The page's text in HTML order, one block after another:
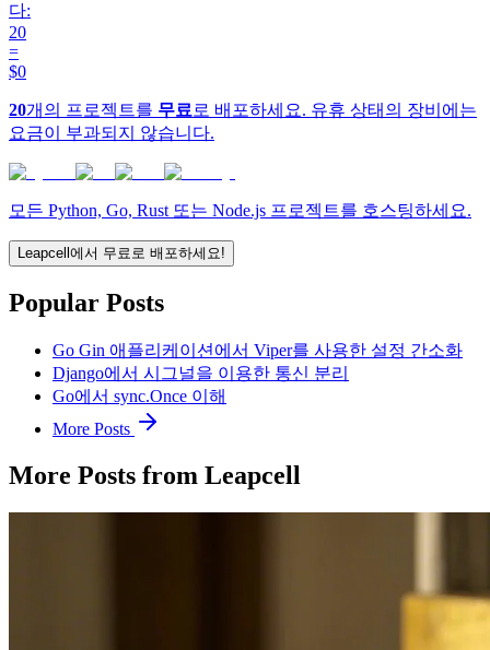
다:
20
=
$0
20개의 프로젝트를 무료 로 배포하세요. 유휴 상태의 장비에는
요금이 부과되지 않습니다.
모든 Python, Go, Rust 또는 Node.js 프로젝트를 호스팅하세요.
Leapcell에서 무료로 배포하세요!
Popular Posts
Go Gin 애플리케이션에서 Viper를 사용한 설정 간소화
Django에서 시그널을 이용한 통신 분리
Go에서 sync.Once 이해
More Posts
More Posts from Leapcell